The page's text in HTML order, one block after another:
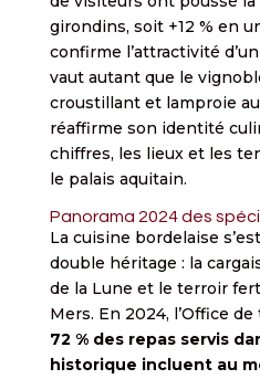
girondins, soit +12 % en
confirme l’attractivité
vaut autant que le
croustillant et lamproie
réaffirme son identité
chiffres, les lieux et les
le palais aquitain.
Panorama 2024 des
La cuisine bordelaise
double héritage : la
de la Lune et le terroir
Mers. En 2024, l’Office
72 % des repas servis
historique incluent au